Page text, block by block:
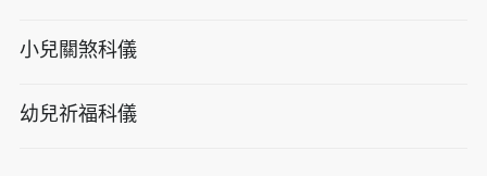
小兒關煞科儀
幼兒祈福科儀